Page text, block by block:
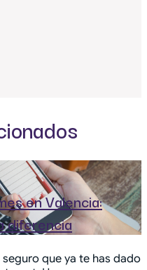
en Valencia:
diferencia
que ya te has dado